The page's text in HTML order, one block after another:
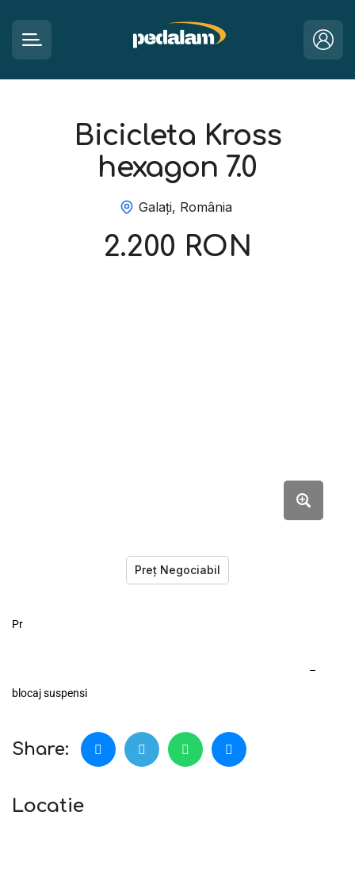
Bicicleta Kross
hexagon 7.0
Galați, România
2.200 RON
Preț Negociabil
Pr
–
blocaj suspensi
Share:
Locatie